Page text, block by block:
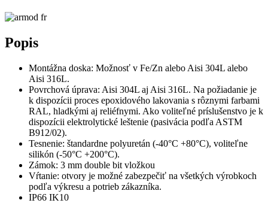
Popis
Montážna doska: Možnosť v Fe/Zn alebo Aisi 304L alebo
Aisi 316L.
Povrchová úprava: Aisi 304L aj Aisi 316L. Na požiadanie je
k dispozícii proces epoxidového lakovania s rôznymi farbami
RAL, hladkými aj reliéfnymi. Ako voliteľné príslušenstvo je k
dispozícii elektrolytické leštenie (pasivácia podľa ASTM
B912/02).
Tesnenie: štandardne polyuretán (-40°C +80°C), voliteľne
silikón (-50°C +200°C).
Zámok: 3 mm double bit vložkou
Vŕtanie: otvory je možné zabezpečiť na všetkých výrobkoch
podľa výkresu a potrieb zákazníka.
IP66 IK10